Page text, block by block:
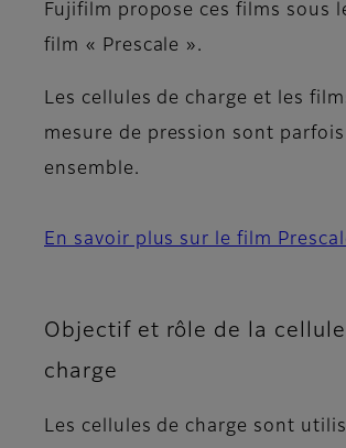
Fujifilm propose ces films sous
film « Prescale ».
Les cellules de charge et les
mesure de pression sont
ensemble.
En savoir plus sur le film
Objectif et rôle de la
charge
Les cellules de charge sont